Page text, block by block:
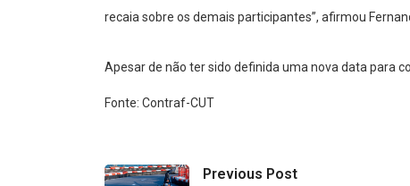
recaia sobre os demais participantes”, afirmou
Apesar de não ter sido definida uma nova data para
Fonte: Contraf-CUT
Previous Post